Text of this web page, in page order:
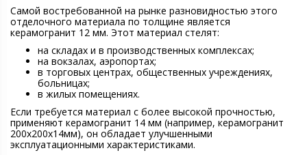
Самой востребованной на рынке разновидностью этого
отделочного материала по толщине является
керамогранит 12 мм. Этот материал стелят:
на складах и в производственных комплексах;
на вокзалах, аэропортах;
в торговых центрах, общественных учреждениях,
больницах;
в жилых помещениях.
Если требуется материал с более высокой прочностью,
применяют керамогранит 14 мм (например, керамогранит
200х200х14мм), он обладает улучшенными
эксплуатационными характеристиками.